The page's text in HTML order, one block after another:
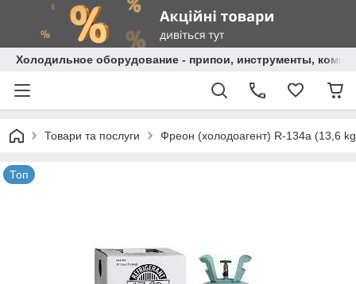
Холодильное оборудование - припои, инструменты,
Товари та послуги Фреон (холодоагент) R-134a (13,6
Топ